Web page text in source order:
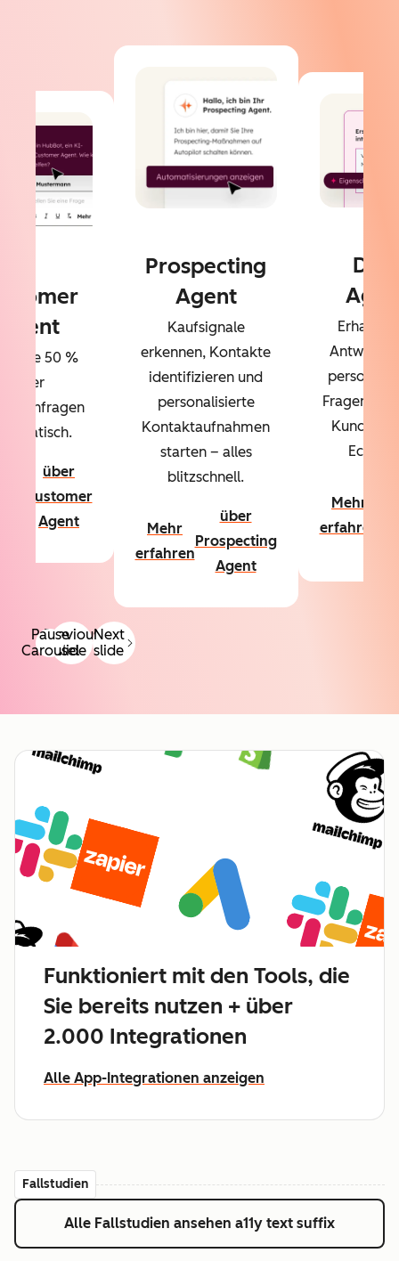
Previous
slide
Next
slide
Sie 50 %
Ihrer
über
Customer
Agent
Prospecting
Agent
Kaufsignale
erkennen, Kontakte
identifizieren und
personalisierte
Kontaktaufnahmen
starten – alles
blitzschnell.
Mehr
erfahren
über
Prospecting
Agent
Erhalten
Fragen
Mehr
erfahren
Pause
Carousel
Funktioniert mit den Tools, die
Sie bereits nutzen + über
2.000 Integrationen
Alle App-Integrationen anzeigen
Fallstudien
Alle Fallstudien ansehen a11y text suffix